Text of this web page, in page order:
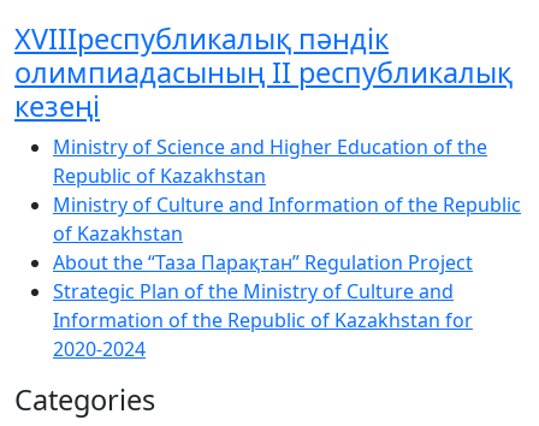
XVIIIреспубликалық пәндік
олимпиадасының ІІ республикалық
кезеңі
Ministry of Science and Higher Education of the
Republic of Kazakhstan
Ministry of Culture and Information of the Republic
of Kazakhstan
About the “Таза Парақтан” Regulation Project
Strategic Plan of the Ministry of Culture and
Information of the Republic of Kazakhstan for
2020-2024
Categories